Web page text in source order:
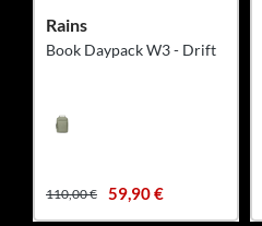
Rains
Book Daypack W3 - Drift
110,00 € 59,90 €